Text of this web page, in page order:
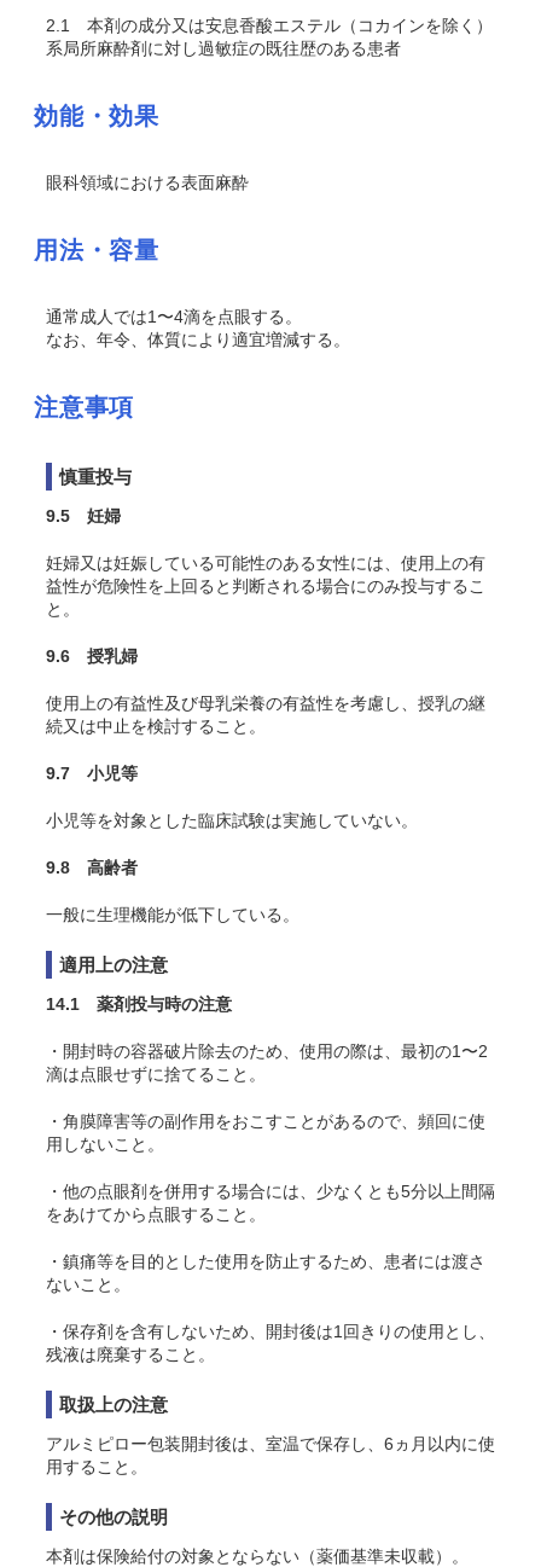
2.1
本剤の成分又は安息香酸エステル（コカインを除く）
系局所麻酔剤に対し過敏症の既往歴のある患者
効能・効果
眼科領域における表面麻酔
用法・容量
通常成人では1〜4滴を点眼する。
なお、年令、体質により適宜増減する。
注意事項
慎重投与
9.5 妊婦
妊婦又は妊娠している可能性のある女性には、使用上の有
益性が危険性を上回ると判断される場合にのみ投与するこ
と。
9.6 授乳婦
使用上の有益性及び母乳栄養の有益性を考慮し、授乳の継
続又は中止を検討すること。
9.7 小児等
小児等を対象とした臨床試験は実施していない。
9.8 高齢者
一般に生理機能が低下している。
適用上の注意
14.1 薬剤投与時の注意
・開封時の容器破片除去のため、使用の際は、最初の1〜2
滴は点眼せずに捨てること。
・角膜障害等の副作用をおこすことがあるので、頻回に使
用しないこと。
・他の点眼剤を併用する場合には、少なくとも5分以上間隔
をあけてから点眼すること。
・鎮痛等を目的とした使用を防止するため、患者には渡さ
ないこと。
・保存剤を含有しないため、開封後は1回きりの使用とし、
残液は廃棄すること。
取扱上の注意
アルミピロー包装開封後は、室温で保存し、6ヵ月以内に使
用すること。
その他の説明
本剤は保険給付の対象とならない（薬価基準未収載）。